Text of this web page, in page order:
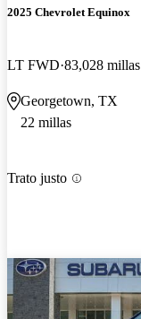
2025 Chevrolet Equinox
LT FWD 83,028 millas
Georgetown, TX
22 millas
Trato justo